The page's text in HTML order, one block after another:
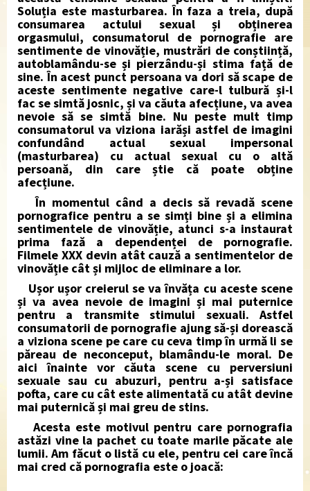
Soluția este masturbarea. În faza a treia, după
consumarea actului sexual și obținerea
orgasmului, consumatorul de pornografie are
sentimente de vinovăție, mustrări de conștiință,
autoblamându-se și pierzându-și stima față de
sine. În acest punct persoana va dori să scape de
aceste sentimente negative care-l tulbură și-l
fac se simtă josnic, și va căuta afecțiune, va avea
nevoie să se simtă bine. Nu peste mult timp
consumatorul va viziona iarăși astfel de imagini
confundând actual sexual impersonal
(masturbarea) cu actual sexual cu o altă
persoană, din care știe că poate obține
afecțiune.
În momentul când a decis să revadă scene
pornografice pentru a se simți bine și a elimina
sentimentele de vinovăție, atunci s-a instaurat
prima fază a dependenței de pornografie.
Filmele XXX devin atât cauză a sentimentelor de
vinovăție cât și mijloc de eliminare a lor.
Ușor ușor creierul se va învăța cu aceste scene
și va avea nevoie de imagini și mai puternice
pentru a transmite stimului sexuali. Astfel
consumatorii de pornografie ajung să-și dorească
a viziona scene pe care cu ceva timp în urmă li se
păreau de neconceput, blamându-le moral. De
aici înainte vor căuta scene cu perversiuni
sexuale sau cu abuzuri, pentru a-și satisface
pofta, care cu cât este alimentată cu atât devine
mai puternică și mai greu de stins.
Acesta este motivul pentru care pornografia
astăzi vine la pachet cu toate marile păcate ale
lumii. Am făcut o listă cu ele, pentru cei care încă
mai cred că pornografia este o joacă: